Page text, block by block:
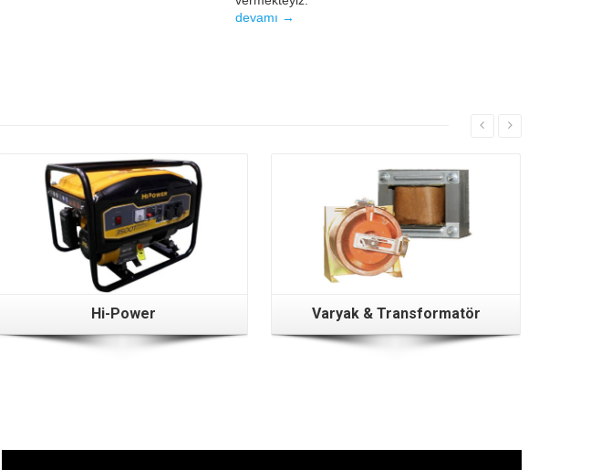
devamı →
Hi-Power Varyak & Transformatör